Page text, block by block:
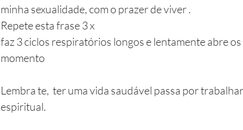
minha sexualidade, com o prazer de viver .
Repete esta frase 3 x
faz 3 ciclos respiratórios longos e lentamente abre
momento
Lembra te,  ter uma vida saudável passa por
espiritual.